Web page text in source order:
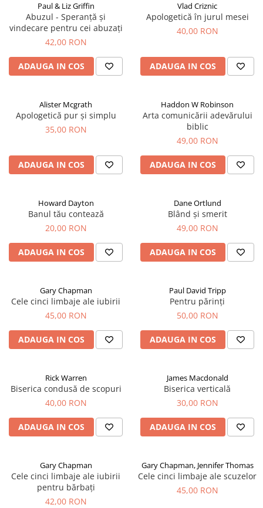
Paul & Liz Griffin
Abuzul - Speranță și
vindecare pentru cei abuzați
42,00 RON
ADAUGA IN COS
Vlad Criznic
Apologetică în jurul mesei
40,00 RON
ADAUGA IN COS
Alister Mcgrath
Apologetică pur și simplu
35,00 RON
ADAUGA IN COS
Haddon W Robinson
Arta comunicării adevărului
biblic
49,00 RON
ADAUGA IN COS
Howard Dayton
Banul tău contează
20,00 RON
ADAUGA IN COS
Dane Ortlund
Blând și smerit
49,00 RON
ADAUGA IN COS
Gary Chapman
Cele cinci limbaje ale iubirii
45,00 RON
ADAUGA IN COS
Paul David Tripp
Pentru părinți
50,00 RON
ADAUGA IN COS
Rick Warren
Biserica condusă de scopuri
40,00 RON
ADAUGA IN COS
James Macdonald
Biserica verticală
30,00 RON
ADAUGA IN COS
Gary Chapman
Cele cinci limbaje ale iubirii
pentru bărbați
42,00 RON
Gary Chapman, Jennifer Thomas
Cele cinci limbaje ale scuzelor
45,00 RON